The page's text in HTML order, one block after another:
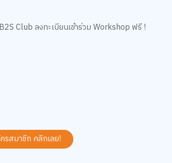
Club ลงทะเบียนเข้าร่วม Workshop ฟรี !
รสมาชิก คลิกเลย!